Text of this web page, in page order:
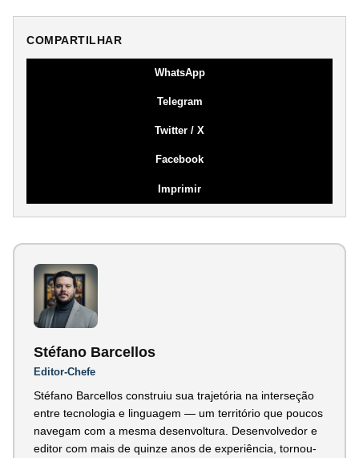
COMPARTILHAR
WhatsApp
Telegram
Twitter / X
Facebook
Imprimir
Stéfano Barcellos
Editor-Chefe
Stéfano Barcellos construiu sua trajetória na interseção
entre tecnologia e linguagem — um território que poucos
navegam com a mesma desenvoltura. Desenvolvedor e
editor com mais de quinze anos de experiência, tornou-